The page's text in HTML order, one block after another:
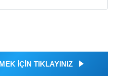
İÇİN TIKLAYINIZ